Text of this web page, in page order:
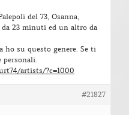
del 73, Osanna,
23 minuti ed un altro da
ho su questo genere. Se ti
artists/?c=1000
#21827